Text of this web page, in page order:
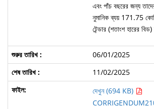
এবং পাঁচ বছরের জন্য
নুমানিক ব্যয় 171.75
টেন্ডার (শতাংশ হারের
06/01/2025
11/02/2025
দেখুন (694 KB)